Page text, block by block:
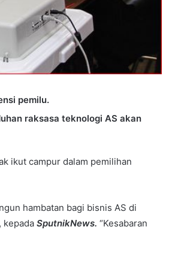
pemilu.
raksasa teknologi AS akan
ikut campur dalam pemilihan
hambatan bagi bisnis AS di
kepada SputnikNews. “Kesabaran